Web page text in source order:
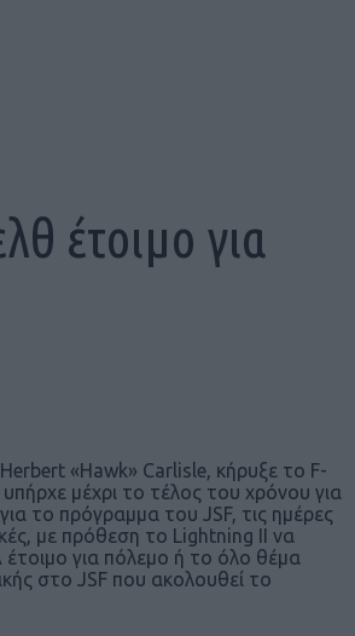
έτοιμο για
«Hawk» Carlisle, κήρυξε το F-
μέχρι το τέλος του χρόνου για
το πρόγραμμα του JSF, τις ημέρες
με πρόθεση το Lightning II να
για πόλεμο ή το όλο θέμα
στο JSF που ακολουθεί το